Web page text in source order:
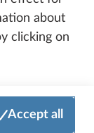
about
clicking on
Accept all